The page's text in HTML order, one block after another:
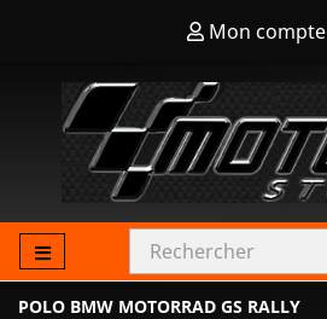
Mon compte
POLO BMW MOTORRAD GS RALLY